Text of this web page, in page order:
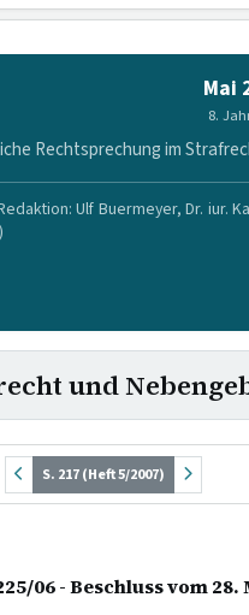
Mai
8.
Rechtsprechung im
Ulf Buermeyer, Dr. iur.
und
S. 217 (Heft 5/2007)
06 - Beschluss vom